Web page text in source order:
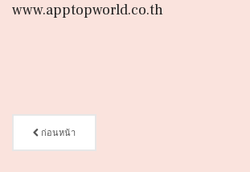
www.apptopworld.co.th
ก่อนหน้า